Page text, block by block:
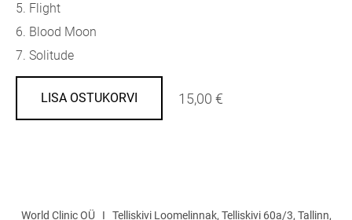
5. Flight
6. Blood Moon
7. Solitude
LISA OSTUKORVI 15,00 €
World Clinic OÜ I Telliskivi Loomelinnak, Telliskivi 60a/3, Tallinn,